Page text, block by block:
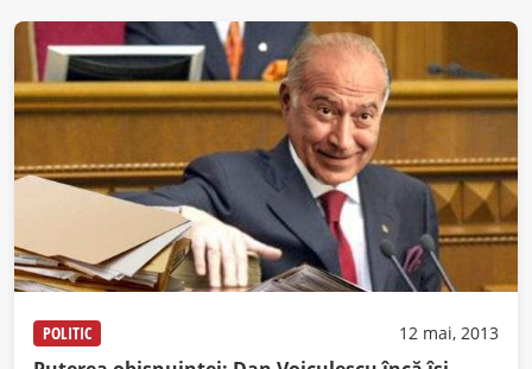
POLITIC 12 mai, 2013